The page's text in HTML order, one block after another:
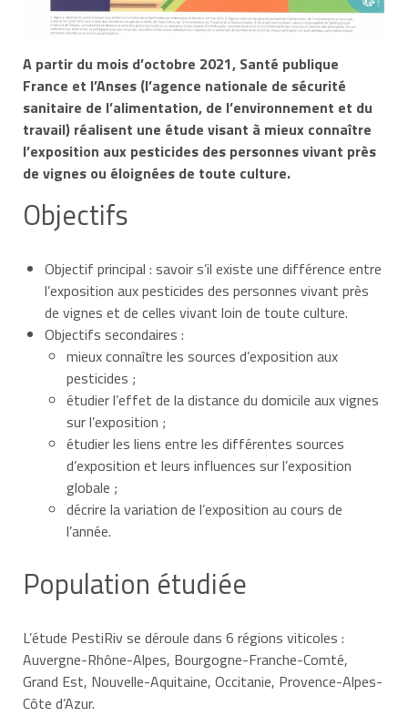
A partir du mois d’octobre 2021, Santé publique
France et l’Anses (l’agence nationale de sécurité
sanitaire de l’alimentation, de l’environnement et du
travail) réalisent une étude visant à mieux connaître
l’exposition aux pesticides des personnes vivant près
de vignes ou éloignées de toute culture.
Objectifs
Objectif principal : savoir s’il existe une différence entre
l’exposition aux pesticides des personnes vivant près
de vignes et de celles vivant loin de toute culture.
Objectifs secondaires :
mieux connaître les sources d’exposition aux
pesticides ;
étudier l’effet de la distance du domicile aux vignes
sur l’exposition ;
étudier les liens entre les différentes sources
d’exposition et leurs influences sur l’exposition
globale ;
décrire la variation de l’exposition au cours de
l’année.
Population étudiée
L’étude PestiRiv se déroule dans 6 régions viticoles :
Auvergne-Rhône-Alpes, Bourgogne-Franche-Comté,
Grand Est, Nouvelle-Aquitaine, Occitanie, Provence-Alpes-
Côte d’Azur.